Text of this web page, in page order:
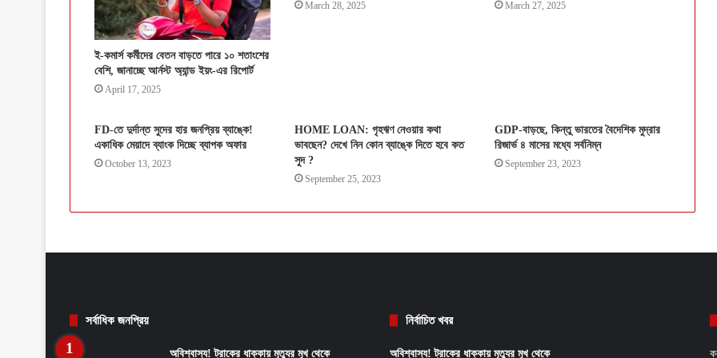
ই-কমার্স কর্মীদের বেতন বাড়তে পারে ১০ শতাংশের
বেশি, জানাচ্ছে আর্নস্ট অ্যান্ড ইয়ং-এর রিপোর্ট
April 17, 2025
March 28, 2025 March 27, 2025
FD-তে দুর্দান্ত সুদের হার জনপ্রিয় ব্যাঙ্কে!
একাধিক মেয়াদে ব্যাংক দিচ্ছে ব্যাপক অফার
October 13, 2023
HOME LOAN: গৃহঋণ নেওয়ার কথা
ভাবছেন? দেখে নিন কোন ব্যাঙ্কে দিতে হবে কত
সুদ ?
September 25, 2023
GDP-বাড়ছে, কিন্তু ভারতের বৈদেশিক মুদ্রার
রিজার্ভ ৪ মাসের মধ্যে সর্বনিম্ন
September 23, 2023
সর্বাধিক জনপ্রিয়
অবিশ্বাস্য! ট্রাকের ধাক্কায় মৃত্যুর মুখ থেকে
নির্বাচিত খবর
অবিশ্বাস্য! ট্রাকের ধাক্কায় মৃত্যুর মুখ থেকে